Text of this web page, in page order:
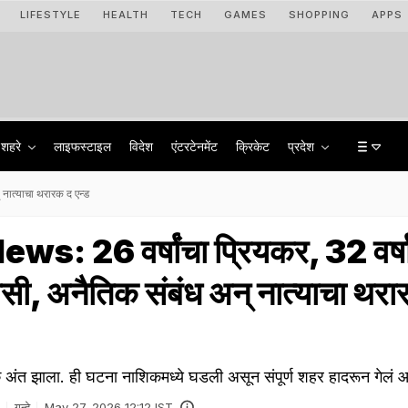
LIFESTYLE HEALTH TECH GAMES SHOPPING APPS
शहरे लाइफस्टाइल विदेश एंटरटेनमेंट क्रिकेट प्रदेश
थरारक द एन्ड
26 वर्षांचा प्रियकर, 32
अनैतिक संबंध अन् नात्याचा
अंत झाला. ही घटना नाशिकमध्ये घडली असून संपूर्ण शहर हादरून गेलं